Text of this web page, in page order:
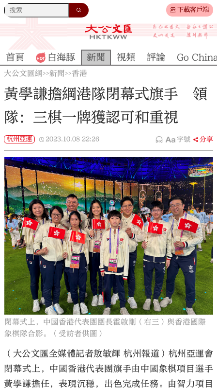
下載客戶端
大公文匯
首頁 白海豚 新聞 視頻 評論 Go
大公文匯網>>新聞>>香港
黃學謙擔綱港隊閉幕式旗手 領
隊：三棋一牌獲認可和重視
杭州亞運 2023.10.08 22:26 字號 分享
閉幕式上，中國香港代表團團長霍啟剛（右三）與香港國際
象棋隊合影。（受訪者供圖）
（大公文匯全媒體記者敖敏輝 杭州報道）杭州亞運會
閉幕式上，中國香港代表團旗手由中國象棋項目選手
黃學謙擔任，表現沉穩，出色完成任務。由智力項目